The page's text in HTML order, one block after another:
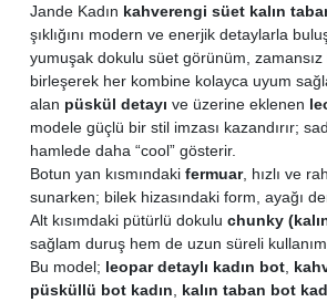
Jande Kadın kahverengi süet kalın
şıklığını modern ve enerjik detaylarla
yumuşak dokulu süet görünüm,
birleşerek her kombine kolayca uyum
alan püskül detayı ve üzerine eklenen
modele güçlü bir stil imzası kazandırır;
hamlede daha “cool” gösterir.
Botun yan kısmındaki fermuar, hızlı ve
sunarken; bilek hizasındaki form, ayağı
Alt kısımdaki pütürlü dokulu chunky
sağlam duruş hem de uzun süreli
Bu model; leopar detaylı kadın bot,
püsküllü bot kadın
kalın taban bot